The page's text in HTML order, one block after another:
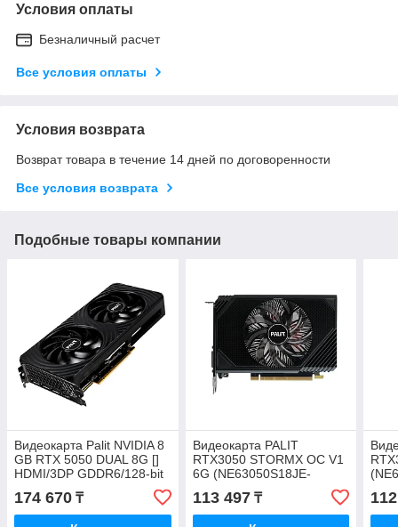
Условия оплаты
Безналичный расчет
Все условия оплаты
Условия возврата
Возврат товара в течение 14 дней по договоренности
Все условия возврата
Подобные товары компании
Видеокарта Palit NVIDIA 8
GB RTX 5050 DUAL 8G []
HDMI/3DP GDDR6/128-bit
(NE65050019P1-
GB2070D)
174 670 ₸
Видеокарта PALIT
RTX3050 STORMX OC V1
6G (NE63050S18JE-
113 497₸